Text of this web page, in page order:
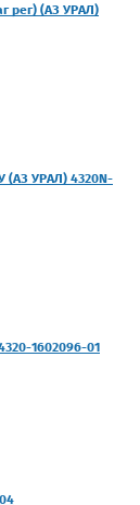
рег) (АЗ УРАЛ)
УРАЛ) 4320N-
1602096-01